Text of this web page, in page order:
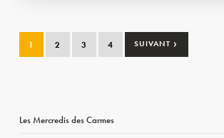
1 2 3 4 SUIVANT ›
Les Mercredis des Carmes